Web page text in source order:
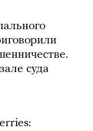
суда